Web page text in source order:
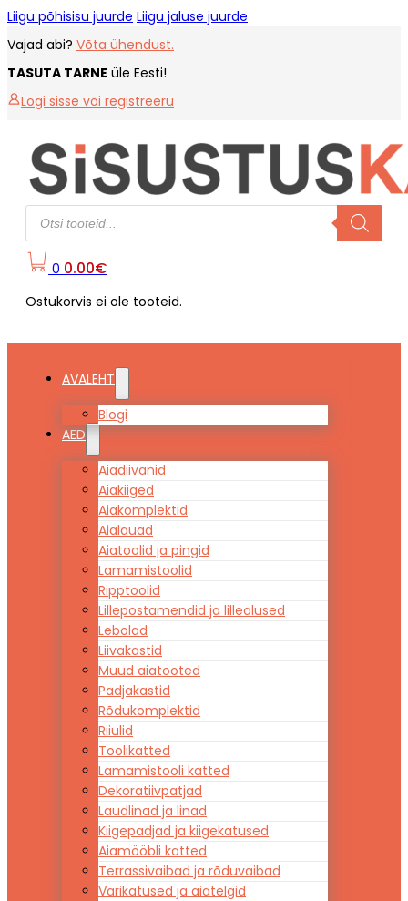
Liigu põhisisu juurde Liigu jaluse juurde
Vajad abi? Võta ühendust.
TASUTA TARNE üle Eesti!
Logi sisse või registreeru
Products
search
0 0.00€
Ostukorvis ei ole tooteid.
AVALEHT
Blogi
AED
Aiadiivanid
Aiakiiged
Aiakomplektid
Aialauad
Aiatoolid ja pingid
Lamamistoolid
Ripptoolid
Lillepostamendid ja lillealused
Lebolad
Liivakastid
Muud aiatooted
Padjakastid
Rõdukomplektid
Riiulid
Toolikatted
Lamamistooli katted
Dekoratiivpatjad
Laudlinad ja linad
Kiigepadjad ja kiigekatused
Aiamööbli katted
Terrassivaibad ja rõduvaibad
Varikatused ja aiatelgid